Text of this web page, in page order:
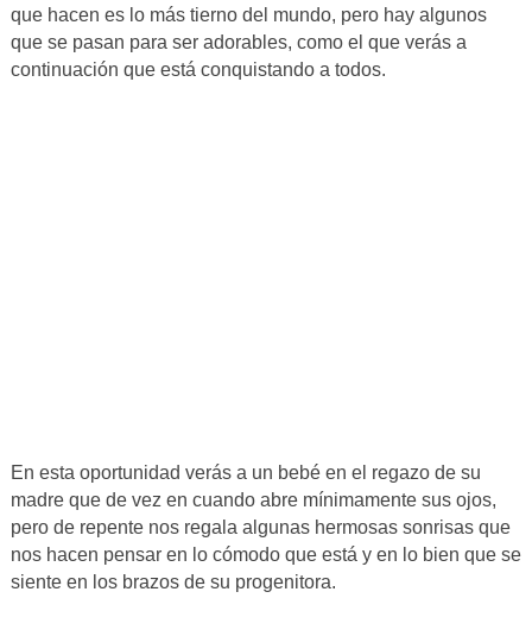
que hacen es lo más tierno del mundo, pero hay algunos
que se pasan para ser adorables, como el que verás a
continuación que está conquistando a todos.
En esta oportunidad verás a un bebé en el regazo de su
madre que de vez en cuando abre mínimamente sus ojos,
pero de repente nos regala algunas hermosas sonrisas que
nos hacen pensar en lo cómodo que está y en lo bien que se
siente en los brazos de su progenitora.